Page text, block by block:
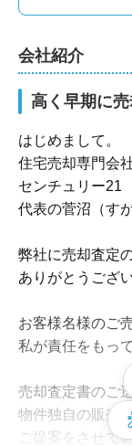
会社紹介
高く早期に売
はじめまして。
住宅売却専門会
センチュリー21
代表の菅沼（す
弊社に売却査定
ありがとうござ
お客様名様のご
私が責任をもっ
売却査定書のご
物件独自の販売
ご提案をさせて